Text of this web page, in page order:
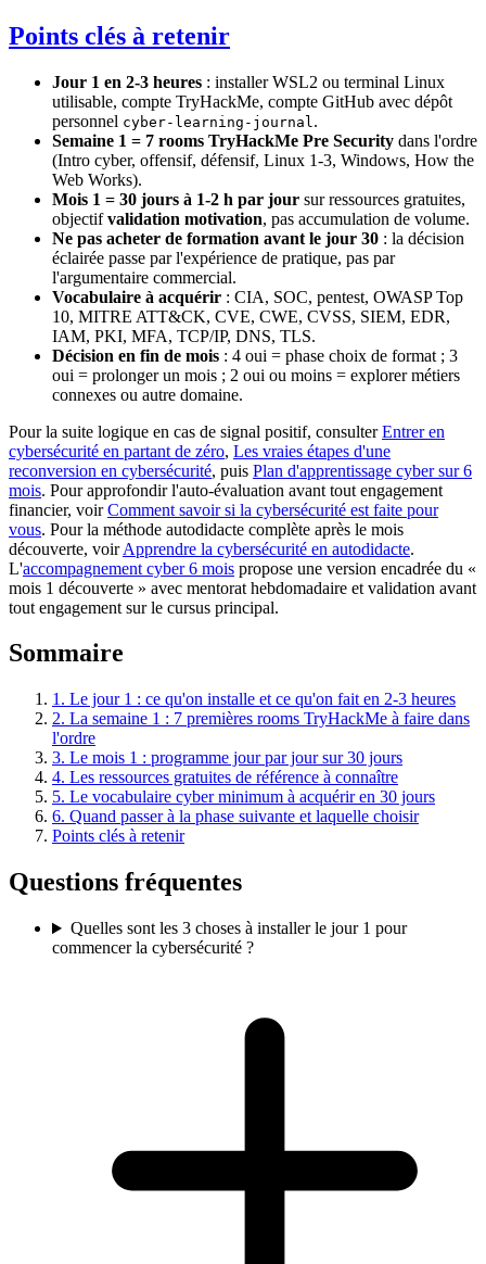
Points clés à retenir
Jour 1 en 2-3 heures : installer WSL2 ou terminal Linux
utilisable, compte TryHackMe, compte GitHub avec dépôt
personnel cyber-learning-journal .
Semaine 1 = 7 rooms TryHackMe Pre Security dans l'ordre
(Intro cyber, offensif, défensif, Linux 1-3, Windows, How the
Web Works).
Mois 1 = 30 jours à 1-2 h par jour sur ressources gratuites,
objectifvalidation motivation, pas accumulation de volume.
Ne pas acheter de formation avant le jour 30 : la décision
éclairée passe par l'expérience de pratique, pas par
l'argumentaire commercial.
Vocabulaire à acquérir : CIA, SOC, pentest, OWASP Top
10, MITRE ATT&CK, CVE, CWE, CVSS, SIEM, EDR,
IAM, PKI, MFA, TCP/IP, DNS, TLS.
Décision en fin de mois : 4 oui = phase choix de format ; 3
oui = prolonger un mois ; 2 oui ou moins = explorer métiers
connexes ou autre domaine.
Pour la suite logique en cas de signal positif, consulterEntrer en
cybersécurité en partant de zéro, Les vraies étapes d'une
reconversion en cybersécurité, puis Plan d'apprentissage cyber sur 6
mois. Pour approfondir l'auto-évaluation avant tout engagement
financier, voirComment savoir si la cybersécurité est faite pour
vous. Pour la méthode autodidacte complète après le mois
découverte, voirApprendre la cybersécurité en autodidacte.
L'accompagnement cyber 6 mois propose une version encadrée du «
mois 1 découverte » avec mentorat hebdomadaire et validation avant
tout engagement sur le cursus principal.
Sommaire
1. Le jour 1 : ce qu'on installe et ce qu'on fait en 2-3 heures
2. La semaine 1 : 7 premières rooms TryHackMe à faire dans
l'ordre
3. Le mois 1 : programme jour par jour sur 30 jours
4. Les ressources gratuites de référence à connaître
5. Le vocabulaire cyber minimum à acquérir en 30 jours
6. Quand passer à la phase suivante et laquelle choisir
Points clés à retenir
Questions fréquentes
Quelles sont les 3 choses à installer le jour 1 pour
commencer la cybersécurité ?